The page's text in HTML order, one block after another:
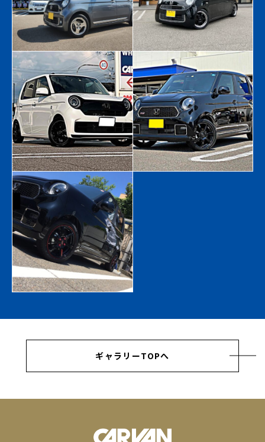
ギャラリーTOPへ